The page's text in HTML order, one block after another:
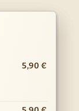
5,90 €
10,90 €